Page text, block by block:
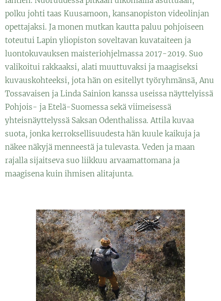
polku johti taas Kuusamoon, kansanopiston videolinjan
opettajaksi. Ja monen mutkan kautta paluu pohjoiseen
toteutui Lapin yliopiston soveltavan kuvataiteen ja
luontokuvauksen maisteriohjelmassa 2017-2019. Suo
valikoitui rakkaaksi, alati muuttuvaksi ja maagiseksi
kuvauskohteeksi, jota hän on esitellyt työryhmänsä, Anu
Tossavaisen ja Linda Sainion kanssa useissa näyttelyissä
Pohjois- ja Etelä-Suomessa sekä viimeisessä
yhteisnäyttelyssä Saksan Odenthalissa. Attila kuvaa
suota, jonka kerroksellisuudesta hän kuule kaikuja ja
näkee näkyjä menneestä ja tulevasta. Veden ja maan
rajalla sijaitseva suo liikkuu arvaamattomana ja
maagisena kuin ihmisen alitajunta.